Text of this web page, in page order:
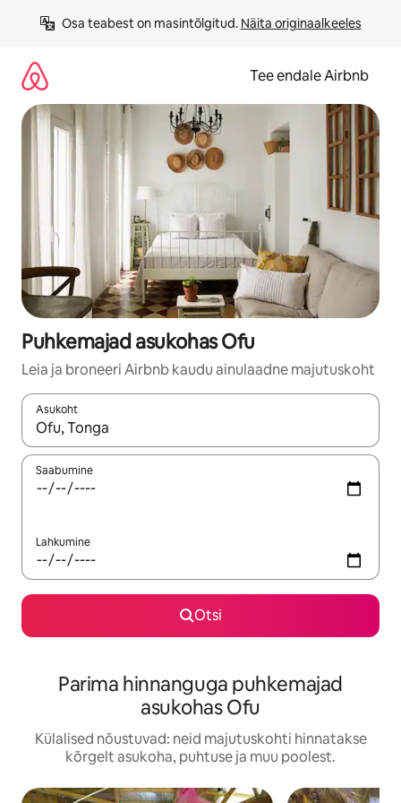
Osa teabest on masintõlgitud. Näita originaalkeeles
Tee endale Airbnb
Puhkemajad asukohas Ofu
Leia ja broneeri Airbnb kaudu ainulaadne majutuskoht
Asukoht
Kui tulemused on kuvatud, liigu ekraanil nooleklahvidega või
Saabumine
Lahkumine
Otsi
Parima hinnanguga puhkemajad
asukohas Ofu
Külalised nõustuvad: neid majutuskohti hinnatakse
kõrgelt asukoha, puhtuse ja muu poolest.